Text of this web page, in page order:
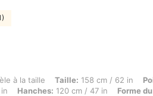
la taille, Taille: 158 cm / 62 in, Poids: 88 kg
à la taille Taille: 158 cm / 62 in
Hanches: 120 cm / 47 in Forme